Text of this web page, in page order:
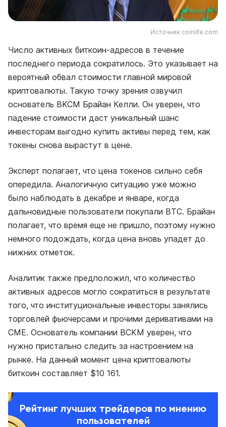
Источник coinlife.com
Число активных биткоин-адресов в течение
последнего периода сократилось. Это указывает на
вероятный обвал стоимости главной мировой
криптовалюты. Такую точку зрения озвучил
основатель BKCM Брайан Келли. Он уверен, что
падение стоимости даст уникальный шанс
инвесторам выгодно купить активы перед тем, как
токены снова вырастут в цене.
Эксперт полагает, что цена токенов сильно себя
опередила. Аналогичную ситуацию уже можно
было наблюдать в декабре и январе, когда
дальновидные пользователи покупали BTC. Брайан
полагает, что время еще не пришло, поэтому нужно
немного подождать, когда цена вновь упадет до
нижних отметок.
Аналитик также предположил, что количество
активных адресов могло сократиться в результате
того, что институциональные инвесторы занялись
торговлей фьючерсами и прочими деривативами на
CME. Основатель компании BCKM уверен, что
нужно пристально следить за настроением на
рынке. На данный момент цена криптовалюты
биткоин составляет $10 161.
Рейтинг лучших трейдеров по мнению
пользователей